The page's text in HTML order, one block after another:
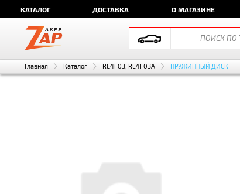
КАТАЛОГ ДОСТАВКА О МАГАЗИНЕ
Главная Каталог RE4F03, RL4F03A ПРУЖИННЫЙ ДИСК